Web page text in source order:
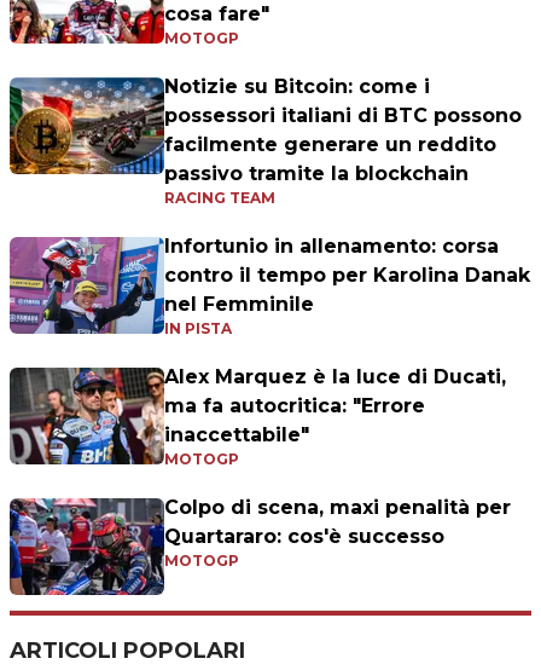
cosa fare"
MOTOGP
Notizie su Bitcoin: come i
possessori italiani di BTC possono
facilmente generare un reddito
passivo tramite la blockchain
RACING TEAM
Infortunio in allenamento: corsa
contro il tempo per Karolina Danak
nel Femminile
IN PISTA
Alex Marquez è la luce di Ducati,
ma fa autocritica: "Errore
inaccettabile"
MOTOGP
Colpo di scena, maxi penalità per
Quartararo: cos'è successo
MOTOGP
ARTICOLI POPOLARI